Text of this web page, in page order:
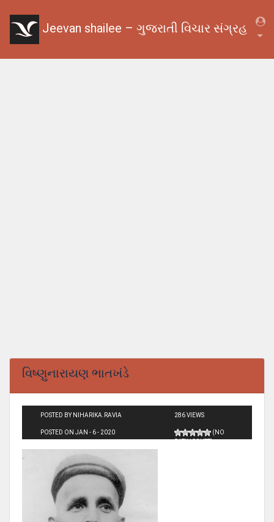
Jeevan shailee – ગુજરાતી વિચાર સંગ્રહ
વિષ્ણુનારાયણ ભાતખંડે
POSTED BY NIHARIKA.RAVIA
POSTED ON JAN - 6 - 2020
286 VIEWS
(NO
RATINGS YET)